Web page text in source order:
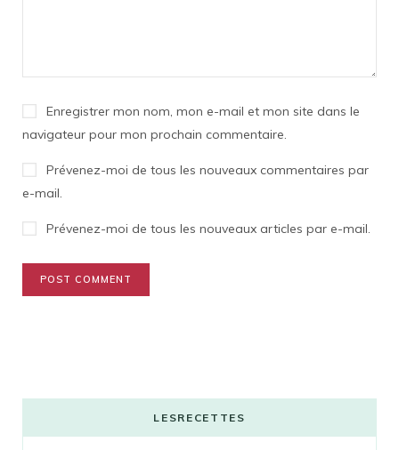
Enregistrer mon nom, mon e-mail et mon site dans le
navigateur pour mon prochain commentaire.
Prévenez-moi de tous les nouveaux commentaires par
e-mail.
Prévenez-moi de tous les nouveaux articles par e-mail.
LESRECETTES